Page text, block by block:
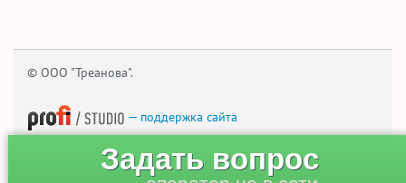
© ООО "Треанова".
— поддержка сайта
Задать вопрос